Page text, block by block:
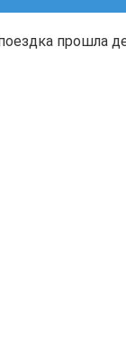
прошла